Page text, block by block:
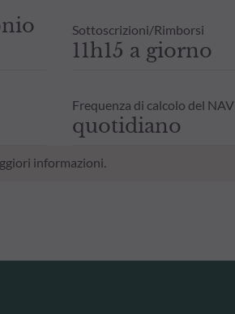
Sottoscrizioni/Rimborsi
11h15 a giorno
Frequenza di calcolo del NAV
quotidiano
informazioni.